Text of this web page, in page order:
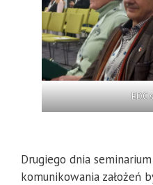
EDC
Drugiego dnia
komunikowania założeń